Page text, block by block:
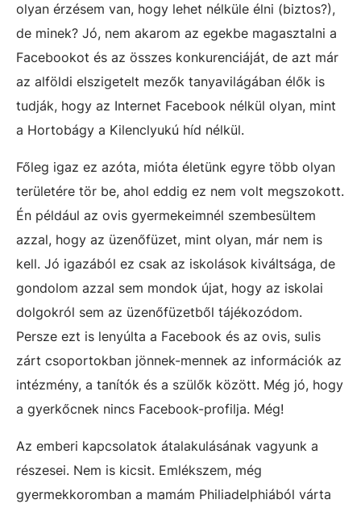
olyan érzésem van, hogy lehet nélküle élni (biztos?),
de minek? Jó, nem akarom az egekbe magasztalni a
Facebookot és az összes konkurenciáját, de azt már
az alföldi elszigetelt mezők tanyavilágában élők is
tudják, hogy az Internet Facebook nélkül olyan, mint
a Hortobágy a Kilenclyukú híd nélkül.
Főleg igaz ez azóta, mióta életünk egyre több olyan
területére tör be, ahol eddig ez nem volt megszokott.
Én például az ovis gyermekeimnél szembesültem
azzal, hogy az üzenőfüzet, mint olyan, már nem is
kell. Jó igazából ez csak az iskolások kiváltsága, de
gondolom azzal sem mondok újat, hogy az iskolai
dolgokról sem az üzenőfüzetből tájékozódom.
Persze ezt is lenyúlta a Facebook és az ovis, sulis
zárt csoportokban jönnek-mennek az információk az
intézmény, a tanítók és a szülők között. Még jó, hogy
a gyerkőcnek nincs Facebook-profilja. Még!
Az emberi kapcsolatok átalakulásának vagyunk a
részesei. Nem is kicsit. Emlékszem, még
gyermekkoromban a mamám Philiadelphiából várta